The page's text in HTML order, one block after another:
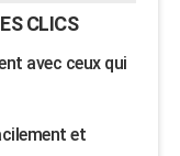
CLICS
avec ceux qui
et